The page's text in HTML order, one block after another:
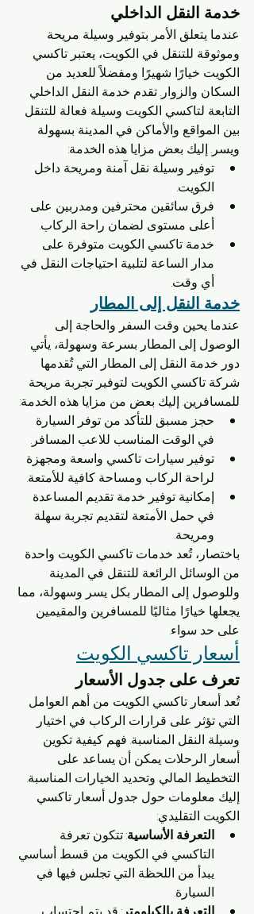
خدمة النقل الداخلي
عندما يتعلق الأمر بتوفير وسيلة مريحة
وموثوقة للتنقل في الكويت، يعتبر تاكسي
الكويت خيارًا شهيرًا ومفضلاً للعديد من
السكان والزوار. تقدم خدمة النقل الداخلي
التابعة لتاكسي الكويت وسيلة فعالة للتنقل
بين المواقع والأماكن في المدينة بسهولة
ويسر. إليك بعض مزايا هذه الخدمة:
توفير وسيلة نقل آمنة ومريحة داخل
الكويت.
فرق سائقين محترفين ومدربين على
أعلى مستوى لضمان راحة الركاب.
خدمة تاكسي الكويت متوفرة على
مدار الساعة لتلبية احتياجات النقل في
أي وقت.
خدمة النقل إلى المطار
عندما يحين وقت السفر والحاجة إلى
الوصول إلى المطار بسرعة وسهولة، يأتي
دور خدمة النقل إلى المطار التي تُقدمها
شركة تاكسي الكويت لتوفير تجربة مريحة
للمسافرين. إليك بعض من مزايا هذه الخدمة:
حجز مسبق للتأكد من توفر السيارة
في الوقت المناسب للاعب المسافر.
توفير سيارات تاكسي واسعة ومجهزة
لراحة الركاب ومساحة كافية للأمتعة.
إمكانية توفير خدمة تقديم المساعدة
في حمل الأمتعة لتقديم تجربة سهلة
ومريحة.
باختصار، تُعد خدمات تاكسي الكويت واحدة
من الوسائل الرائعة للتنقل في المدينة
وللوصول إلى المطار بكل يسر وسهولة، مما
يجعلها خيارًا مثاليًا للمسافرين والمقيمين
على حد سواء.
أسعار تاكسي الكويت
تعرف على جدول الأسعار
تُعد أسعار تاكسي الكويت من أهم العوامل
التي تؤثر على قرارات الركاب في اختيار
وسيلة النقل المناسبة. فهم كيفية تكوين
أسعار الرحلات يمكن أن يساعد على
التخطيط المالي وتحديد الخيارات المناسبة.
إليك معلومات حول جدول أسعار تاكسي
الكويت التقليدي:
التعرفة الأساسية: تتكون تعرفة
التاكسي في الكويت من قسط أساسي
يبدأ من اللحظة التي تجلس فيها في
السيارة.